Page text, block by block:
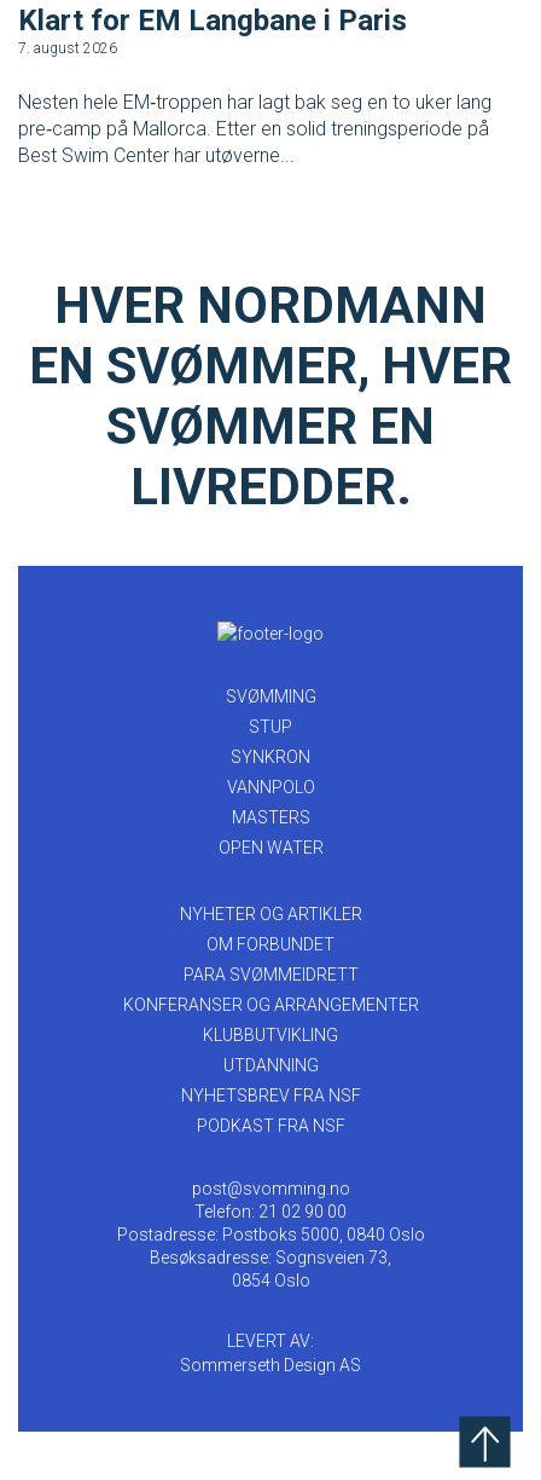
Klart for EM Langbane i Paris
7. august 2026
Nesten hele EM‑troppen har lagt bak seg en to uker lang
pre‑camp på Mallorca. Etter en solid treningsperiode på
Best Swim Center har utøverne...
HVER NORDMANN
EN SVØMMER, HVER
SVØMMER EN
LIVREDDER.
SVØMMING
STUP
SYNKRON
VANNPOLO
MASTERS
OPEN WATER
NYHETER OG ARTIKLER
OM FORBUNDET
PARA SVØMMEIDRETT
KONFERANSER OG ARRANGEMENTER
KLUBBUTVIKLING
UTDANNING
NYHETSBREV FRA NSF
PODKAST FRA NSF
post@svomming.no
Telefon: 21 02 90 00
Postadresse: Postboks 5000, 0840 Oslo
Besøksadresse: Sognsveien 73,
0854 Oslo
LEVERT AV:
Sommerseth Design AS